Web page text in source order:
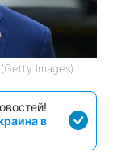
Images)
в